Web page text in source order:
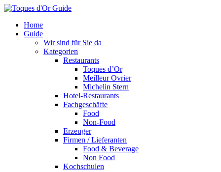
Home
Guide
Wir sind für Sie da
Kategorien
Restaurants
Toques d’Or
Meilleur Ovrier
Michelin Stern
Hotel-Restaurants
Fachgeschäfte
Food
Non-Food
Erzeuger
Firmen / Lieferanten
Food & Beverage
Non Food
Kochschulen